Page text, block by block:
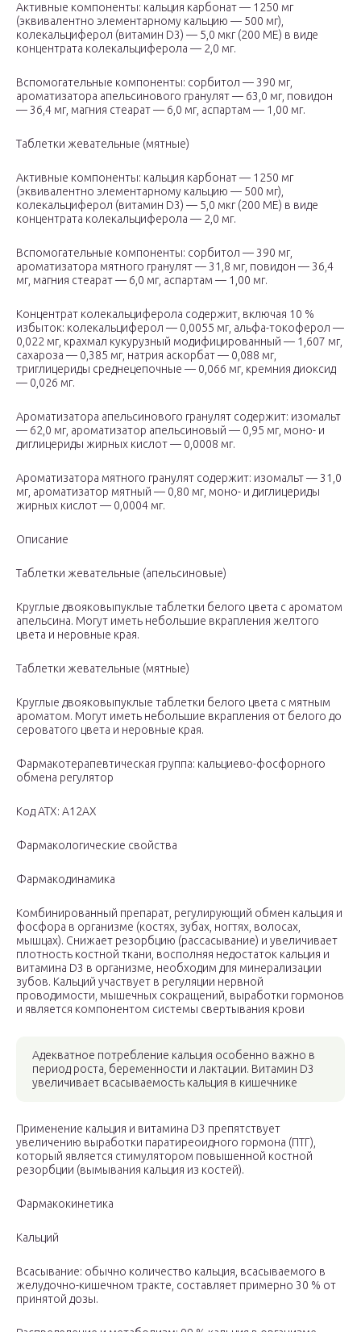
Активные компоненты: кальция карбонат — 1250 мг
(эквивалентно элементарному кальцию — 500 мг),
колекальциферол (витамин D3) — 5,0 мкг (200 ME) в виде
концентрата колекальциферола — 2,0 мг.
Вспомогательные компоненты: сорбитол — 390 мг,
ароматизатора апельсинового гранулят — 63,0 мг, повидон
— 36,4 мг, магния стеарат — 6,0 мг, аспартам — 1,00 мг.
Таблетки жевательные (мятные)
Активные компоненты: кальция карбонат — 1250 мг
(эквивалентно элементарному кальцию — 500 мг),
колекальциферол (витамин D3) — 5,0 мкг (200 ME) в виде
концентрата колекальциферола — 2,0 мг.
Вспомогательные компоненты: сорбитол — 390 мг,
ароматизатора мятного гранулят — 31,8 мг, повидон — 36,4
мг, магния стеарат — 6,0 мг, аспартам — 1,00 мг.
Концентрат колекальциферола содержит, включая 10 %
избыток: колекальциферол — 0,0055 мг, альфа-токоферол —
0,022 мг, крахмал кукурузный модифицированный — 1,607 мг,
сахароза — 0,385 мг, натрия аскорбат — 0,088 мг,
триглицериды среднецепочные — 0,066 мг, кремния диоксид
— 0,026 мг.
Ароматизатора апельсинового гранулят содержит: изомальт
— 62,0 мг, ароматизатор апельсиновый — 0,95 мг, моно- и
диглицериды жирных кислот — 0,0008 мг.
Ароматизатора мятного гранулят содержит: изомальт — 31,0
мг, ароматизатор мятный — 0,80 мг, моно- и диглицериды
жирных кислот — 0,0004 мг.
Описание
Таблетки жевательные (апельсиновые)
Круглые двояковыпуклые таблетки белого цвета с ароматом
апельсина. Могут иметь небольшие вкрапления желтого
цвета и неровные края.
Таблетки жевательные (мятные)
Круглые двояковыпуклые таблетки белого цвета с мятным
ароматом. Могут иметь небольшие вкрапления от белого до
сероватого цвета и неровные края.
Фармакотерапевтическая группа: кальциево-фосфорного
обмена регулятор
Код ATX: А12АХ
Фармакологические свойства
Фармакодинамика
Комбинированный препарат, регулирующий обмен кальция и
фосфора в организме (костях, зубах, ногтях, волосах,
мышцах). Снижает резорбцию (рассасывание) и увеличивает
плотность костной ткани, восполняя недостаток кальция и
витамина D3 в организме, необходим для минерализации
зубов. Кальций участвует в регуляции нервной
проводимости, мышечных сокращений, выработки гормонов
и является компонентом системы свертывания крови
Адекватное потребление кальция особенно важно в
период роста, беременности и лактации. Витамин D3
увеличивает всасываемость кальция в кишечнике
Применение кальция и витамина D3 препятствует
увеличению выработки паратиреоидного гормона (ПТГ),
который является стимулятором повышенной костной
резорбции (вымывания кальция из костей).
Фармакокинетика
Кальций
Всасывание: обычно количество кальция, всасываемого в
желудочно-кишечном тракте, составляет примерно 30 % от
принятой дозы.